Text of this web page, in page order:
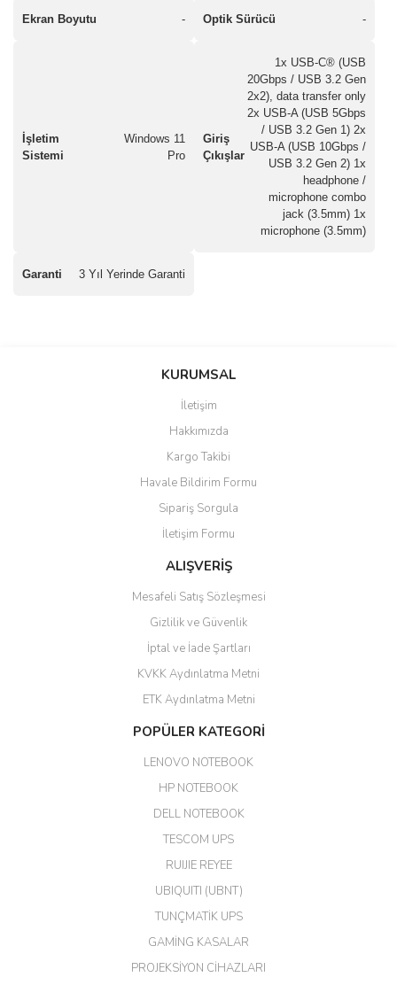
Ekran Boyutu - Optik Sürücü -
İşletim
Sistemi
Windows 11
Pro
Giriş
Çıkışlar
1x USB-C® (USB
20Gbps / USB 3.2 Gen
2x2), data transfer only
2x USB-A (USB 5Gbps
/ USB 3.2 Gen 1) 2x
USB-A (USB 10Gbps /
USB 3.2 Gen 2) 1x
headphone /
microphone combo
jack (3.5mm) 1x
microphone (3.5mm)
Garanti 3 Yıl Yerinde Garanti
Bu ürüne ilk yorumu siz yapın!
güzel paketlenmiş ama yanında
ile 24 izlenmektedir diye küçük
bir tabela olsa daha hoş
hızlı güvenli bir alışveriş oldu
Yalçın Kaya | 20/06/2026
ahmet yiğit | 29/04/2026
Aldığım ürün kapalı kutu teslim
edildi. Teşekkür ederim.
GÜRKAN KETHÜDAOĞLU |
Her şey için teşekkür ederim çok
KURUMSAL
İletişim
Hakkımızda
Kargo Takibi
Havale Bildirim Formu
Sipariş Sorgula
İletişim Formu
ALIŞVERİŞ
Mesafeli Satış Sözleşmesi
Gizlilik ve Güvenlik
İptal ve İade Şartları
KVKK Aydınlatma Metni
ETK Aydınlatma Metni
POPÜLER KATEGORİ
LENOVO NOTEBOOK
HP NOTEBOOK
DELL NOTEBOOK
TESCOM UPS
RUIJIE REYEE
UBIQUITI (UBNT)
TUNÇMATİK UPS
GAMİNG KASALAR
PROJEKSİYON CİHAZLARI